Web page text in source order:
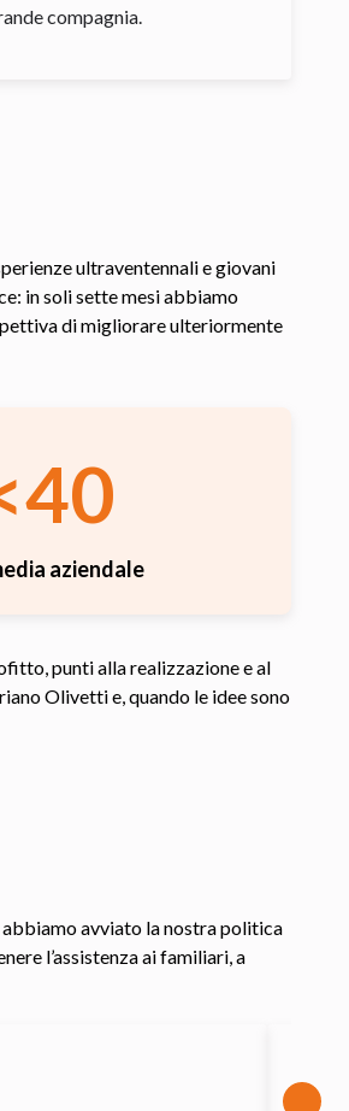
compagnia.
ultraventennali e giovani
in soli sette mesi abbiamo
di migliorare ulteriormente
aziendale
punti alla realizzazione e al
Olivetti e, quando le idee sono
abbiamo avviato la nostra politica
l’assistenza ai familiari, a